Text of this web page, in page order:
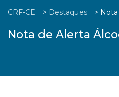
CRF-CE > Destaques >
Nota de Alerta